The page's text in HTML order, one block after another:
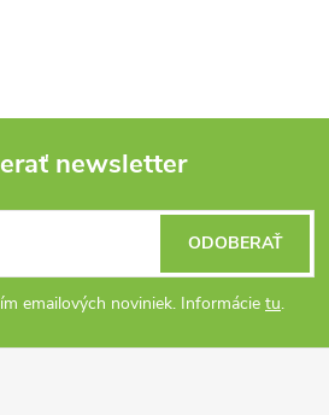
newsletter
emailových noviniek. Informácie tu.
ODOBERAŤ